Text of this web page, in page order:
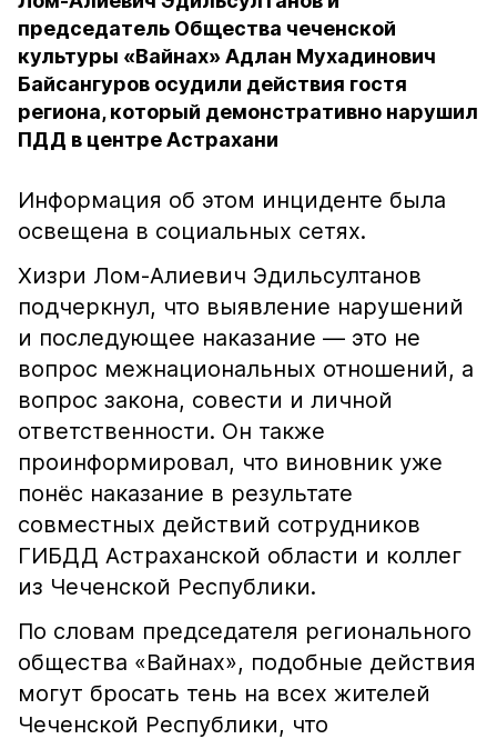
председатель Общества чеченской
культуры «Вайнах» Адлан Мухадинович
Байсангуров осудили действия гостя
региона, который демонстративно нарушил
ПДД в центре Астрахани
Информация об этом инциденте была
освещена в социальных сетях.
Хизри Лом-Алиевич Эдильсултанов
подчеркнул, что выявление нарушений
и последующее наказание — это не
вопрос межнациональных отношений, а
вопрос закона, совести и личной
ответственности. Он также
проинформировал, что виновник уже
понёс наказание в результате
совместных действий сотрудников
ГИБДД Астраханской области и коллег
из Чеченской Республики.
По словам председателя регионального
общества «Вайнах», подобные действия
могут бросать тень на всех жителей
Чеченской Республики, что